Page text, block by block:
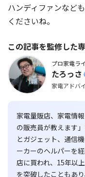
ハンディファンなど
くださいね。
この記事を監修した
プロ家電ラ
たろっさ
家電アドバ
家電量販店、家電情
の販売員が教えます
とガジェット、通信
ーカーのヘルパーを
店に買われ、15年以
を突破したこともあ